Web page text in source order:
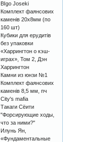
BIgo Joseki
Комплект фаянсових
каменів 20х8мм (по
160 шт)
Кубики для ерудитів
без упаковки
«Харрингтон о кэш-
играх», Том 2, Дэн
Харрингтон
Камни из юнзи №1
Комплект фаянсових
каменів 8,5 мм, пч
City's mafia
Такаги Сёити
"Форсирующие ходы,
что за ними?"
Илунь Ян,
«Фундаментальные